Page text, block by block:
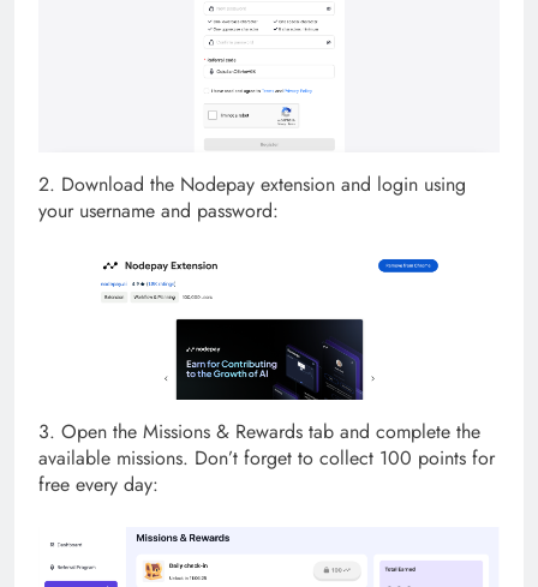
2. Download the Nodepay extension and login using
your username and password:
3. Open the Missions & Rewards tab and complete the
available missions. Don’t forget to collect 100 points for
free every day: